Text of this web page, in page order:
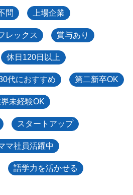
問 上場企業
レックス 賞与あり
休日120日以上
代におすすめ 第二新卒OK
未経験OK
スタートアップ
マ社員活躍中
語学力を活かせる